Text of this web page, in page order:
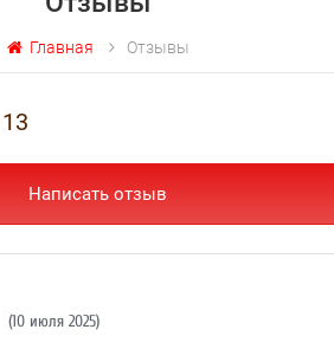
Главная Отзывы
Написать отзыв
(10 июля 2025)